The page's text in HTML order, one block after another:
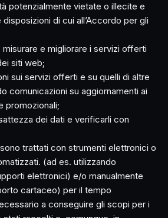
potenzialmente vietate o illecite e
di cui all’Accordo per gli
e migliorare i servizi offerti
siti web;
sui servizi offerti e su quelli di altre
comunicazioni su aggiornamenti ai
promozionali;
dei dati e verificarli con
trattati con strumenti elettronici o
(ad es. utilizzando
elettronici) e/o manualmente
cartaceo) per il tempo
a conseguire gli scopi per i